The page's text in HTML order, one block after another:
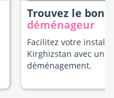
Trouvez le bon
déménageur
Facilitez votre
Kirghizstan avec un
déménagement.